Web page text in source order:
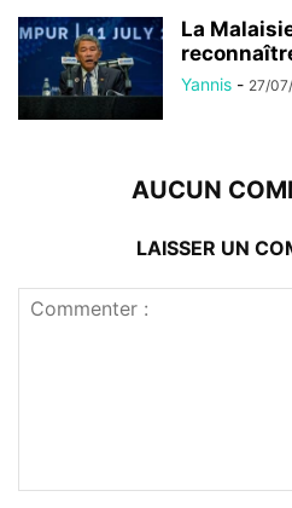
La
Yannis - 27/
AUCUN
LAISSER UN